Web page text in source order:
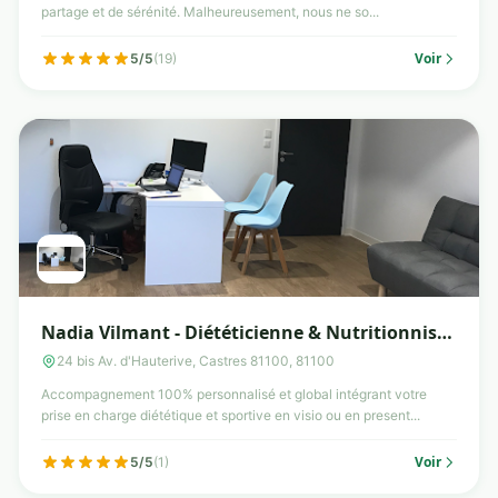
partage et de sérénité. Malheureusement, nous ne so...
5/5(19) Voir
Nadia Vilmant - Diététicienne & Nutritionniste
- Castres
24 bis Av. d'Hauterive, Castres 81100, 81100
Accompagnement 100% personnalisé et global intégrant votre
prise en charge diététique et sportive en visio ou en present...
5/5(1) Voir